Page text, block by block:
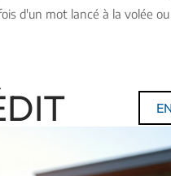
d'un mot lancé à la volée